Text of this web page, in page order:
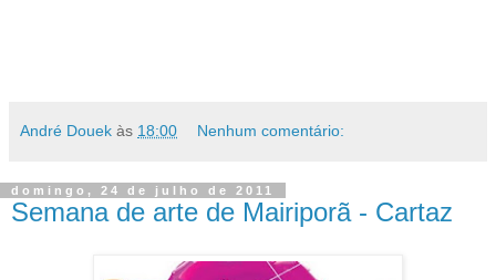
André Douek às 18:00 Nenhum comentário:
domingo, 24 de julho de 2011
Semana de arte de Mairiporã - Cartaz